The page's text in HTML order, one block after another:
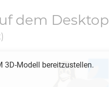
dem Desktop
3D-Modell bereitzustellen.